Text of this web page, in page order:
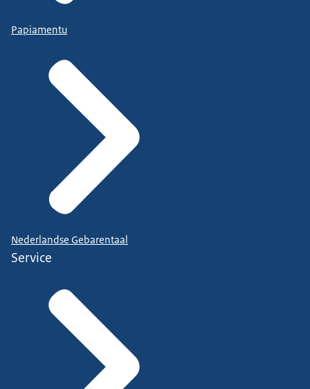
Papiamentu
Nederlandse Gebarentaal
Service